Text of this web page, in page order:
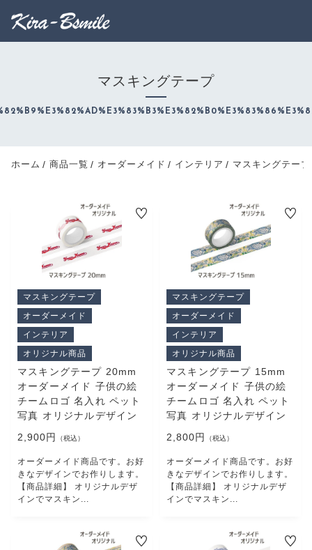
RANKING
キャンペーン
商品カテゴリーから探す
CATEGORY
商品一覧
PRODUCTS
最近チェックした商品
CHECKED PRODUCTS
注文履歴
ORDER HISTORY
ショッピングガイド
SHOPPING GUIDE
当店について
ABOUT US
お知らせ
コンテンツ
CONTENT
お問い合わせ
マスキングテープ
ホーム 商品一覧 オーダーメイド インテリア マスキングテープ
マスキングテープ
オーダーメイド
インテリア
オリジナル商品
マスキングテープ 20mm
オーダーメイド 子供の絵
チームロゴ 名入れ ペット
写真 オリジナルデザイン
2,900円
（税込）
オーダーメイド商品です。お好
きなデザインでお作りします。
【商品詳細】 オリジナルデザ
インでマスキン...
マスキングテープ
オーダーメイド
インテリア
オリジナル商品
マスキングテープ 15mm
オーダーメイド 子供の絵
チームロゴ 名入れ ペット
写真 オリジナルデザイン
2,800円
（税込）
オーダーメイド商品です。お好
きなデザインでお作りします。
【商品詳細】 オリジナルデザ
インでマスキン...